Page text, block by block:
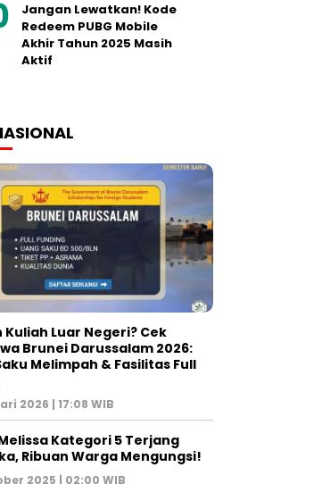
Jangan Lewatkan! Kode
Redeem PUBG Mobile
Akhir Tahun 2025 Masih
Aktif
Kuliah Luar Negeri? Cek
Brunei Darussalam 2026:
Melimpah & Fasilitas Full
2026 | 17:08 WIB
Kategori 5 Terjang
Ribuan Warga Mengungsi!
2025 | 02:00 WIB